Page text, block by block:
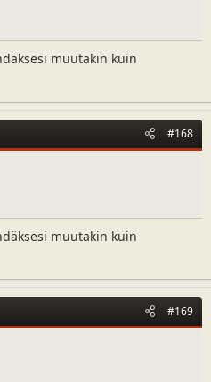
muutakin kuin
#168
muutakin kuin
#169